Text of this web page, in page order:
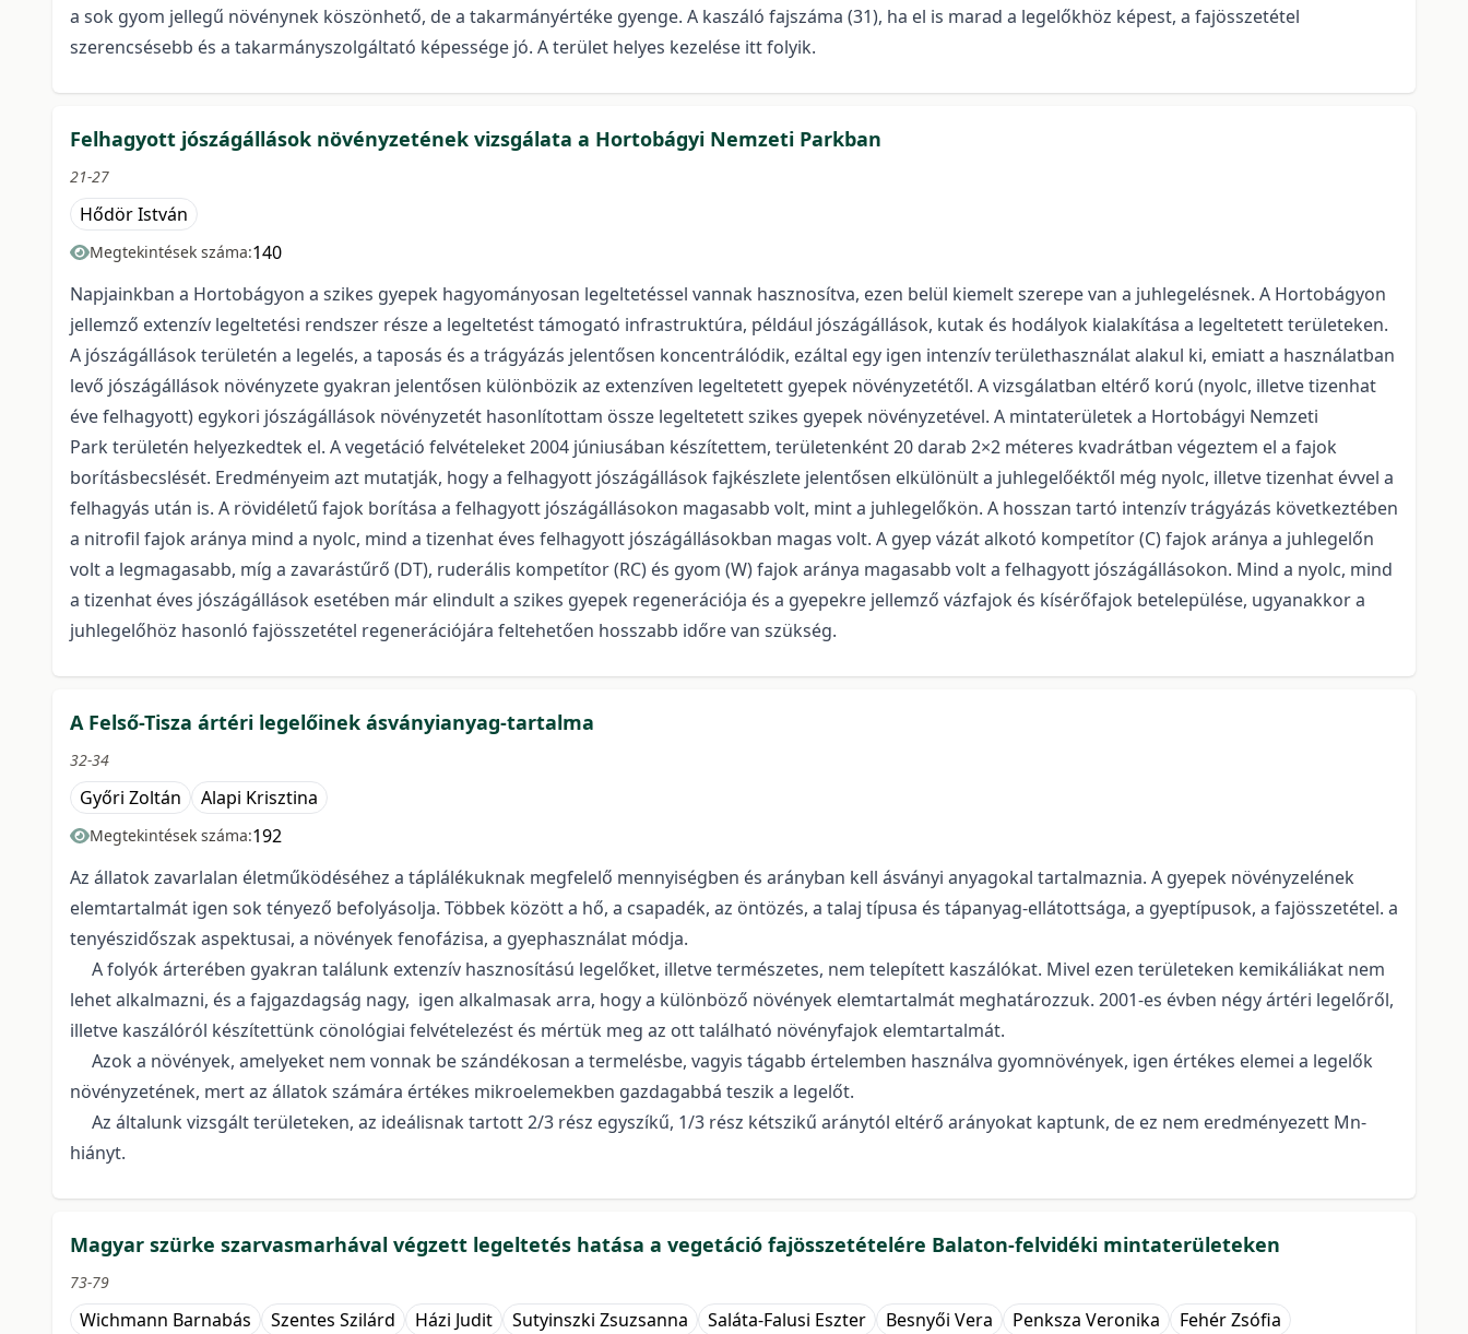
a sok gyom jellegű növénynek köszönhető, de a takarmányértéke gyenge. A kaszáló fajszáma (31), ha el is marad a legelőkhöz képest, a fajösszetétel
szerencsésebb és a takarmányszolgáltató képessége jó. A terület helyes kezelése itt folyik.
Felhagyott jószágállások növényzetének vizsgálata a Hortobágyi Nemzeti Parkban
21-27
Hődör István
Megtekintések száma:140
Napjainkban a Hortobágyon a szikes gyepek hagyományosan legeltetéssel vannak hasznosítva, ezen belül kiemelt szerepe van a juhlegelésnek. A Hortobágyon
jellemző extenzív legeltetési rendszer része a legeltetést támogató infrastruktúra, például jószágállások, kutak és hodályok kialakítása a legeltetett területeken.
A jószágállások területén a legelés, a taposás és a trágyázás jelentősen koncentrálódik, ezáltal egy igen intenzív területhasználat alakul ki, emiatt a használatban
levő jószágállások növényzete gyakran jelentősen különbözik az extenzíven legeltetett gyepek növényzetétől. A vizsgálatban eltérő korú (nyolc, illetve tizenhat
éve felhagyott) egykori jószágállások növényzetét hasonlítottam össze legeltetett szikes gyepek növényzetével. A mintaterületek a Hortobágyi Nemzeti
Park területén helyezkedtek el. A vegetáció felvételeket 2004 júniusában készítettem, területenként 20 darab 2×2 méteres kvadrátban végeztem el a fajok
borításbecslését. Eredményeim azt mutatják, hogy a felhagyott jószágállások fajkészlete jelentősen elkülönült a juhlegelőéktől még nyolc, illetve tizenhat évvel a
felhagyás után is. A rövidéletű fajok borítása a felhagyott jószágállásokon magasabb volt, mint a juhlegelőkön. A hosszan tartó intenzív trágyázás következtében
a nitrofil fajok aránya mind a nyolc, mind a tizenhat éves felhagyott jószágállásokban magas volt. A gyep vázát alkotó kompetítor (C) fajok aránya a juhlegelőn
volt a legmagasabb, míg a zavarástűrő (DT), ruderális kompetítor (RC) és gyom (W) fajok aránya magasabb volt a felhagyott jószágállásokon. Mind a nyolc, mind
a tizenhat éves jószágállások esetében már elindult a szikes gyepek regenerációja és a gyepekre jellemző vázfajok és kísérőfajok betelepülése, ugyanakkor a
juhlegelőhöz hasonló fajösszetétel regenerációjára feltehetően hosszabb időre van szükség.
A Felső-Tisza ártéri legelőinek ásványianyag-tartalma
32-34
Győri Zoltán Alapi Krisztina
Megtekintések száma:192
Az állatok zavarlalan életműködéséhez a táplálékuknak megfelelő mennyiségben és arányban kell ásványi anyagokal tartalmaznia. A gyepek növényzelének
elemtartalmát igen sok tényező befolyásolja. Többek között a hő, a csapadék, az öntözés, a talaj típusa és tápanyag-ellátottsága, a gyeptípusok, a fajösszetétel. a
tenyészidőszak aspektusai, a növények fenofázisa, a gyephasználat módja.
A folyók árterében gyakran találunk extenzív hasznosítású legelőket, illetve természetes, nem telepített kaszálókat. Mivel ezen területeken kemikáliákat nem
lehet alkalmazni, és a fajgazdagság nagy, igen alkalmasak arra, hogy a különböző növények elemtartalmát meghatározzuk. 2001-es évben négy ártéri legelőről,
illetve kaszálóról készítettünk cönológiai felvételezést és mértük meg az ott található növényfajok elemtartalmát.
Azok a növények, amelyeket nem vonnak be szándékosan a termelésbe, vagyis tágabb értelemben használva gyomnövények, igen értékes elemei a legelők
növényzetének, mert az állatok számára értékes mikroelemekben gazdagabbá teszik a legelőt.
Az általunk vizsgált területeken, az ideálisnak tartott 2/3 rész egyszíkű, 1/3 rész kétszikű aránytól eltérő arányokat kaptunk, de ez nem eredményezett Mn-
hiányt.
Magyar szürke szarvasmarhával végzett legeltetés hatása a vegetáció fajösszetételére Balaton-felvidéki mintaterületeken
73-79
Wichmann Barnabás Szentes Szilárd Házi Judit Sutyinszki Zsuzsanna Saláta-Falusi Eszter Besnyői Vera Penksza Veronika
Fehér Zsófia